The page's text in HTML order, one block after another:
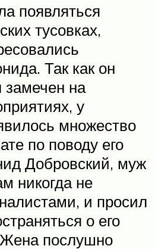
появляться
тусовках,
Так как он
на
у
множество
по поводу его
Добровский, муж
никогда не
и просил
о его
послушно